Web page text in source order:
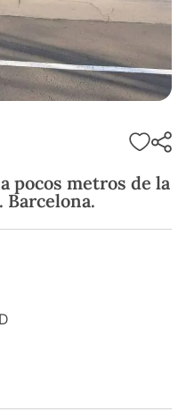
pocos metros de la
Barcelona.